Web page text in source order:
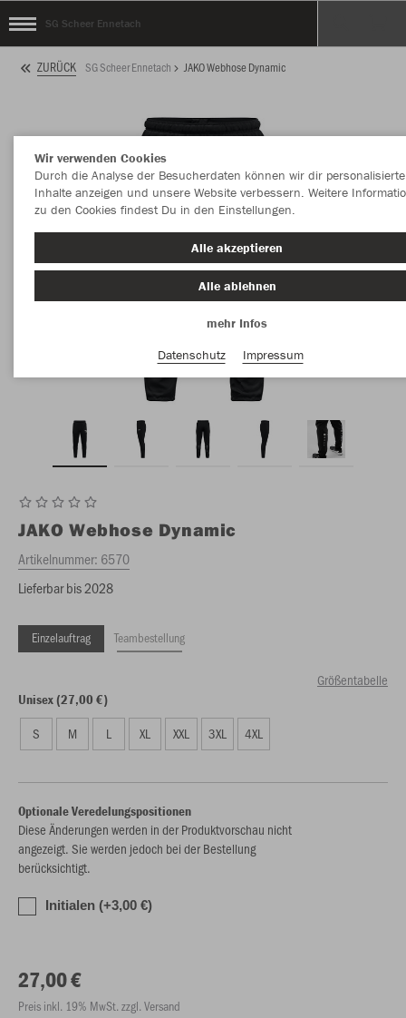
SG Scheer Ennetach
ZURÜCK SG Scheer Ennetach JAKO Webhose Dynamic
JAKO Webhose Dynamic
Artikelnummer: 6570
Lieferbar bis 2028
Einzelauftrag Teambestellung
Größentabelle
Unisex (27,00 €)
S M L XL XXL 3XL 4XL
Optionale Veredelungspositionen
Diese Änderungen werden in der Produktvorschau nicht
angezeigt. Sie werden jedoch bei der Bestellung
berücksichtigt.
Initialen (+3,00 €)
27,00 €
Preis inkl. 19% MwSt. zzgl. Versand
Wir verwenden Cookies
Durch die Analyse der Besucherdaten können wir dir personalisierte
Inhalte anzeigen und unsere Website verbessern. Weitere
zu den Cookies findest Du in den Einstellungen.
Alle akzeptieren
Alle ablehnen
mehr Infos
Datenschutz
Impressum